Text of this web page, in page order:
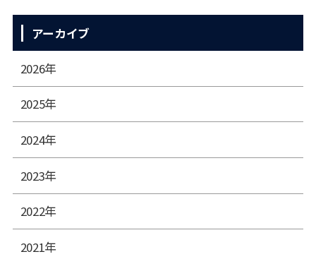
アーカイブ
2026年
2025年
2024年
2023年
2022年
2021年